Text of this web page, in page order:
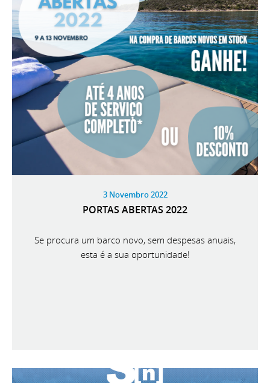
3 Novembro 2022
PORTAS ABERTAS 2022
Se procura um barco novo, sem despesas anuais,
esta é a sua oportunidade!